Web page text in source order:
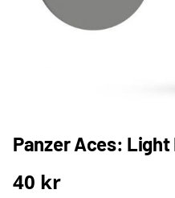
Panzer Aces: Light
40 kr